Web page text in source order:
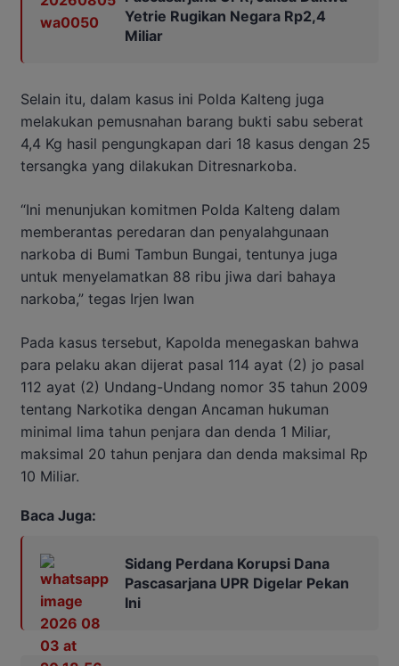
Yetrie Rugikan Negara Rp2,4
Miliar
Selain itu, dalam kasus ini Polda Kalteng juga
melakukan pemusnahan barang bukti sabu seberat
4,4 Kg hasil pengungkapan dari 18 kasus dengan 25
tersangka yang dilakukan Ditresnarkoba.
“Ini menunjukan komitmen Polda Kalteng dalam
memberantas peredaran dan penyalahgunaan
narkoba di Bumi Tambun Bungai, tentunya juga
untuk menyelamatkan 88 ribu jiwa dari bahaya
narkoba,” tegas Irjen Iwan
Pada kasus tersebut, Kapolda menegaskan bahwa
para pelaku akan dijerat pasal 114 ayat (2) jo pasal
112 ayat (2) Undang-Undang nomor 35 tahun 2009
tentang Narkotika dengan Ancaman hukuman
minimal lima tahun penjara dan denda 1 Miliar,
maksimal 20 tahun penjara dan denda maksimal Rp
10 Miliar.
Baca Juga:
Sidang Perdana Korupsi Dana
Pascasarjana UPR Digelar Pekan
Ini